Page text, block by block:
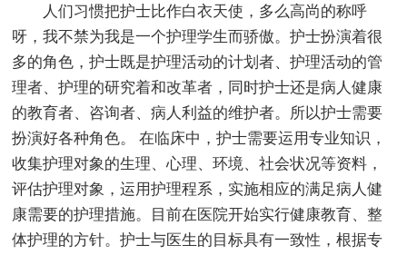
人们习惯把护士比作白衣天使，多么高尚的称呼
呀，我不禁为我是一个护理学生而骄傲。护士扮演着很
多的角色，护士既是护理活动的计划者、护理活动的管
理者、护理的研究着和改革者，同时护士还是病人健康
的教育者、咨询者、病人利益的维护者。所以护士需要
扮演好各种角色。 在临床中，护士需要运用专业知识，
收集护理对象的生理、心理、环境、社会状况等资料，
评估护理对象，运用护理程系，实施相应的满足病人健
康需要的护理措施。目前在医院开始实行健康教育、整
体护理的方针。护士与医生的目标具有一致性，根据专